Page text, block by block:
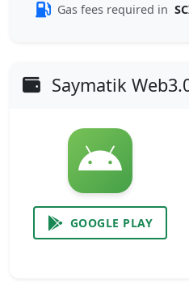
Gas fees required in
Saymatik
GOOGLE PLAY